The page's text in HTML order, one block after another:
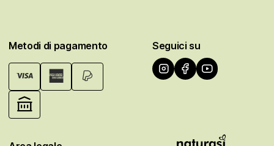
Metodi di pagamento Seguici su